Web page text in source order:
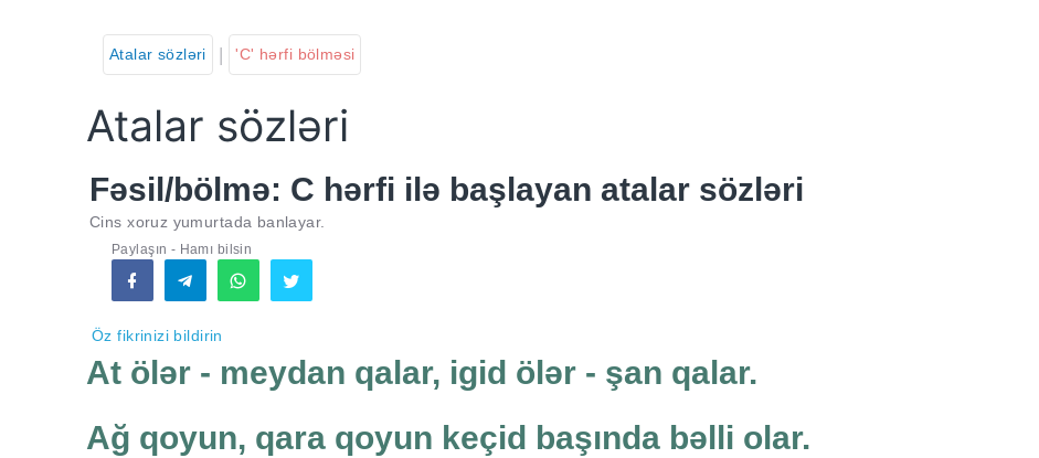
Atalar sözləri 'C' hərfi bölməsi
Atalar sözləri
Fəsil/bölmə: C hərfi ilə başlayan atalar sözləri
Cins xoruz yumurtada banlayar.
Paylaşın - Hamı bilsin
Öz fikrinizi bildirin
At ölər - meydan qalar, igid ölər - şan qalar.
Ağ qoyun, qara qoyun keçid başında bəlli olar.